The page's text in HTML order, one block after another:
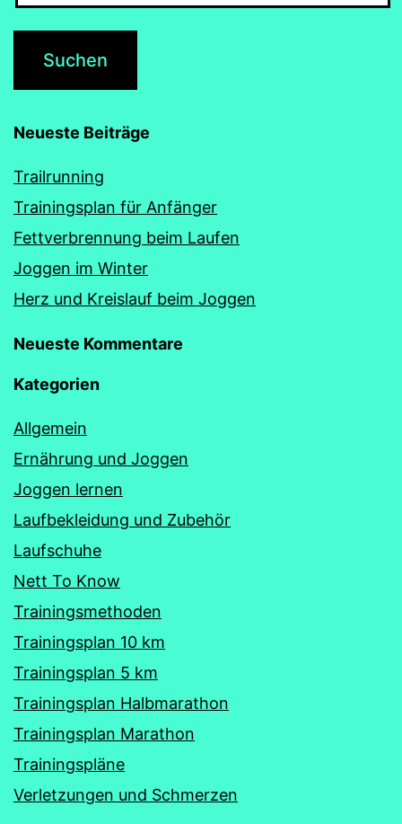
Neueste Beiträge
Trailrunning
Trainingsplan für Anfänger
Fettverbrennung beim Laufen
Joggen im Winter
Herz und Kreislauf beim Joggen
Neueste Kommentare
Kategorien
Allgemein
Ernährung und Joggen
Joggen lernen
Laufbekleidung und Zubehör
Laufschuhe
Nett To Know
Trainingsmethoden
Trainingsplan 10 km
Trainingsplan 5 km
Trainingsplan Halbmarathon
Trainingsplan Marathon
Trainingspläne
Verletzungen und Schmerzen